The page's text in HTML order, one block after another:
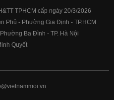
TPHCM cấp ngày 20/3/2026
Phủ - Phường Gia Định - TP.HCM
Ba Đình - TP. Hà Nội
Quyết